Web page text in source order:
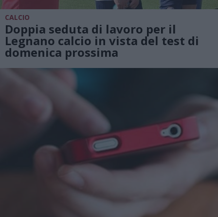
CALCIO
Doppia seduta di lavoro per il
Legnano calcio in vista del test di
domenica prossima